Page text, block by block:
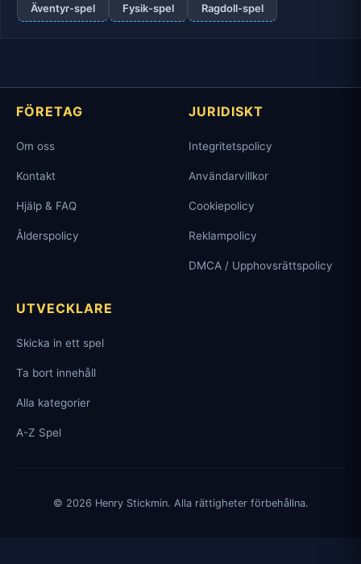
Äventyr-spel Fysik-spel Ragdoll-spel
FÖRETAG
Om oss
Kontakt
Hjälp & FAQ
Ålderspolicy
JURIDISKT
Integritetspolicy
Användarvillkor
Cookiepolicy
Reklampolicy
DMCA / Upphovsrättspolicy
UTVECKLARE
Skicka in ett spel
Ta bort innehåll
Alla kategorier
A-Z Spel
© 2026 Henry Stickmin. Alla rättigheter förbehållna.